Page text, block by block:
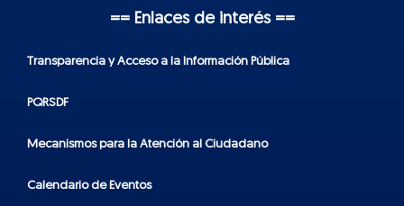
== Enlaces de interés ==
Transparencia y Acceso a la Información Pública
PQRSDF
Mecanismos para la Atención al Ciudadano
Calendario de Eventos